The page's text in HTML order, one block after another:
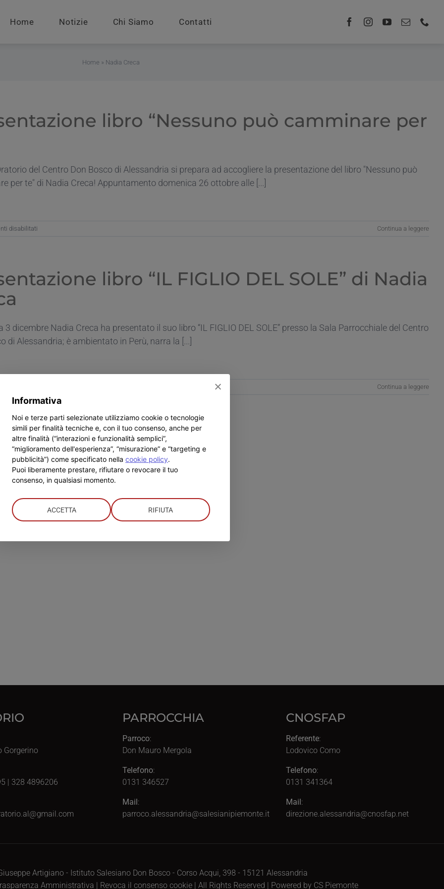
Home Notizie Chi Siamo Contatti
Home » Nadia Creca
libro “Nessuno può camminare per
del Centro Don Bosco di Alessandria si prepara ad accogliere la presentazione del libro "Nessuno può
per te" di Nadia Creca! Appuntamento domenica 26 ottobre alle [...]
disabilitati
camminare
per
Continua a leggere
libro “IL FIGLIO DEL SOLE” di Nadia
3 dicembre Nadia Creca ha presentato il suo libro “IL FIGLIO DEL SOLE” presso la Sala Parrocchiale del Centro
di Alessandria; è ambientato in Perù, narra la [...]
Continua a leggere
Gorgerino
| 328 4896206
PARROCCHIA
Parroco:
Don Mauro Mergola
Telefono:
0131 346527
Mail :
parroco.alessandria@salesianipiemonte.it
CNOSFAP
Referente:
Lodovico Como
Telefono:
0131 341364
Mail :
direzione.alessandria@cnosfap.net
Artigiano - Istituto Salesiano Don Bosco - Corso Acqui, 398 - 15121 Alessandria
Amministrativa | Revoca il consenso cookie | All Rights Reserved | Powered by CS Piemonte
Informativa
Noi e terze parti selezionate utilizziamo cookie o tecnologie
simili per finalità tecniche e, con il tuo consenso, anche per
altre finalità (“interazioni e funzionalità semplici”,
“miglioramento dell'esperienza”, “misurazione” e “targeting e
pubblicità”) come specificato nella cookie policy.
Puoi liberamente prestare, rifiutare o revocare il tuo
consenso, in qualsiasi momento.
ACCETTA RIFIUTA